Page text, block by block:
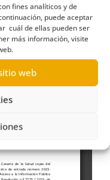
fines analíticos y de
puede aceptar
cuál de ellas pueden ser
más información, visite
web